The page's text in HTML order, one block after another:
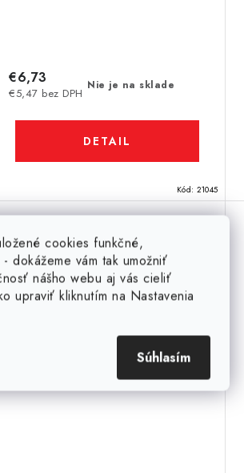
cookies funkčné,
dokážeme vám tak umožniť
nášho webu aj vás cieliť
upraviť kliknutím na Nastavenia
Súhlasím
Nie je na sklade
€5,47 bez DPH
€6,73
DETAIL
Kód: 21045
Neodymový magnet
medzikružie pr.19,4x
pr.9,2x16 N 150 °C, VMM4SH-